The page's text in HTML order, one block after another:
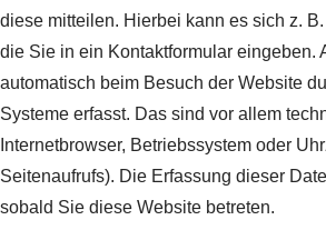
diese mitteilen. Hierbei kann es sich z.
die Sie in ein Kontaktformular eingeben.
automatisch beim Besuch der Website
Systeme erfasst. Das sind vor allem
Internetbrowser, Betriebssystem oder
Seitenaufrufs). Die Erfassung dieser
sobald Sie diese Website betreten.